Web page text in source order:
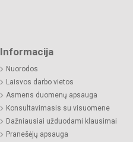
Informacija
Nuorodos
Laisvos darbo vietos
Asmens duomenų apsauga
Konsultavimasis su visuomene
Dažniausiai užduodami klausimai
Pranešėjų apsauga